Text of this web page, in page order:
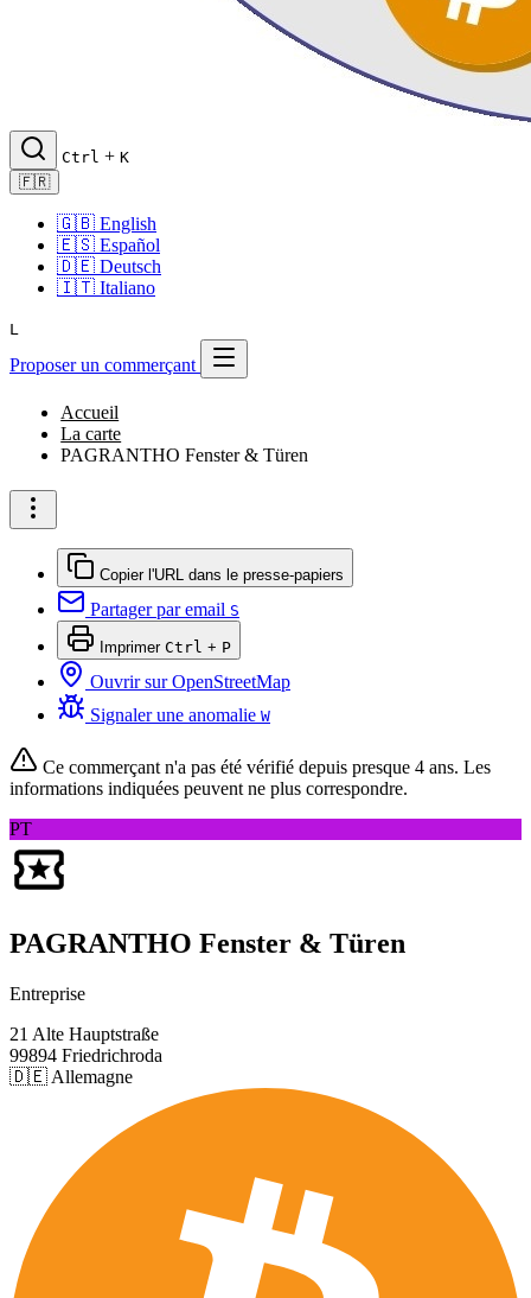
Ctrl + K
🇫🇷
🇬🇧 English
🇪🇸 Español
🇩🇪 Deutsch
🇮🇹 Italiano
L
Proposer un commerçant
Accueil
La carte
PAGRANTHO Fenster & Türen
Copier l'URL dans le presse-papiers
Partager par email S
Imprimer Ctrl + P
Ouvrir sur OpenStreetMap
Signaler une anomalie W
Ce commerçant n'a pas été vérifié depuis presque 4 ans. Les
informations indiquées peuvent ne plus correspondre.
PT
PAGRANTHO Fenster & Türen
Entreprise
21 Alte Hauptstraße
99894 Friedrichroda
🇩🇪 Allemagne